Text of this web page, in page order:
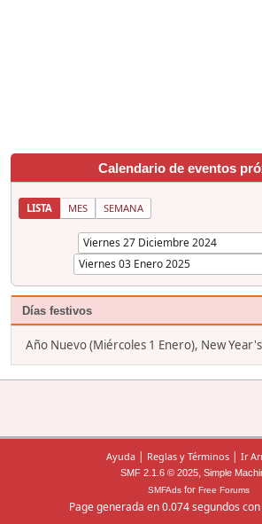
Calendario de eventos
LISTA MES SEMANA
Días festivos
Año Nuevo (Miércoles 1 Enero), New
Ayuda | Reglas y Términos | Ir
SMF 2.1.6 © 2025, Simple
SMFAdsfor Free Forums
Page generada en 0.074 segundos